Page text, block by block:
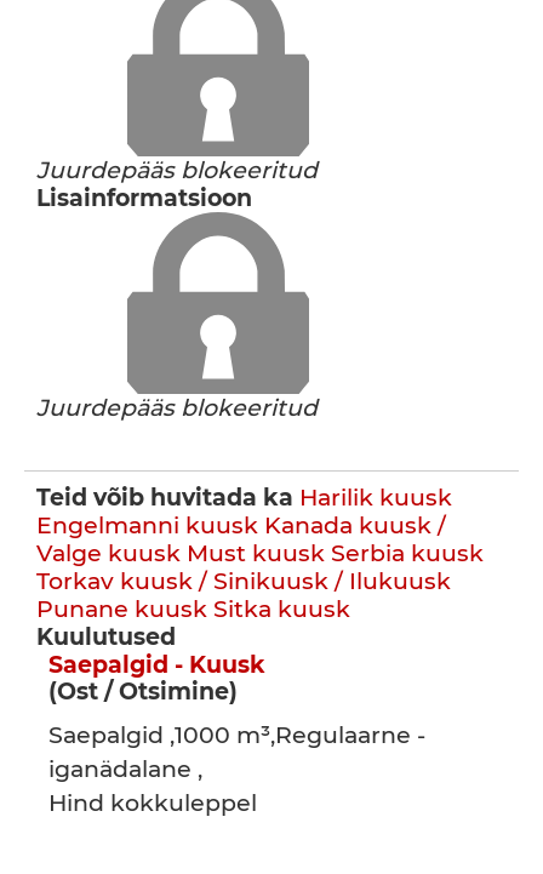
Juurdepääs blokeeritud
Lisainformatsioon
Juurdepääs blokeeritud
Teid võib huvitada ka Harilik kuusk
Engelmanni kuusk Kanada kuusk /
Valge kuusk Must kuusk Serbia kuusk
Torkav kuusk / Sinikuusk / Ilukuusk
Punane kuusk Sitka kuusk
Kuulutused
Saepalgid - Kuusk
(Ost / Otsimine)
Saepalgid ,1000 m³,Regulaarne -
iganädalane ,
Hind kokkuleppel